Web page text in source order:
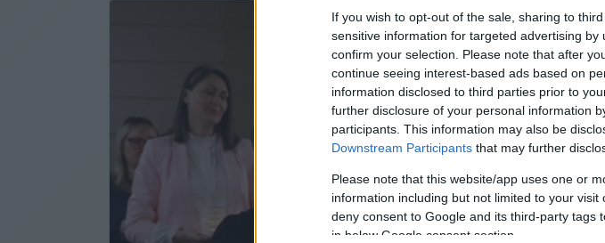
If you wish to opt-out of the sale, sharing to
sensitive information for targeted advertising
confirm your selection. Please note that after
continue seeing interest-based ads based on
information disclosed to third parties prior to
further disclosure of your personal information
participants. This information may also be
Downstream Participants that may further
Please note that this website/app uses one or
information including but not limited to your
deny consent to Google and its third-party tags
in below Google consent section.